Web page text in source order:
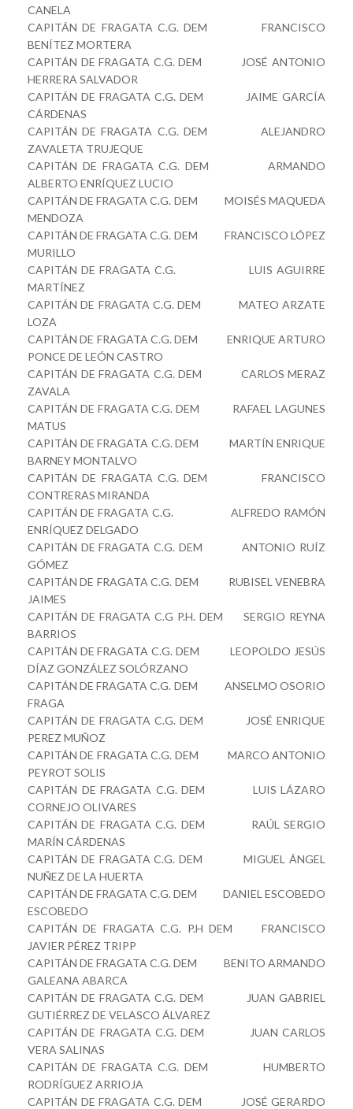
CANELA
CAPITÁN DE FRAGATA C.G. DEM FRANCISCO
BENÍTEZ MORTERA
CAPITÁN DE FRAGATA C.G. DEM JOSÉ ANTONIO
HERRERA SALVADOR
CAPITÁN DE FRAGATA C.G. DEM JAIME GARCÍA
CÁRDENAS
CAPITÁN DE FRAGATA C.G. DEM ALEJANDRO
ZAVALETA TRUJEQUE
CAPITÁN DE FRAGATA C.G. DEM ARMANDO
ALBERTO ENRÍQUEZ LUCIO
CAPITÁN DE FRAGATA C.G. DEM MOISÉS MAQUEDA
MENDOZA
CAPITÁN DE FRAGATA C.G. DEM FRANCISCO LÓPEZ
MURILLO
CAPITÁN DE FRAGATA C.G. LUIS AGUIRRE
MARTÍNEZ
CAPITÁN DE FRAGATA C.G. DEM MATEO ARZATE
LOZA
CAPITÁN DE FRAGATA C.G. DEM ENRIQUE ARTURO
PONCE DE LEÓN CASTRO
CAPITÁN DE FRAGATA C.G. DEM CARLOS MERAZ
ZAVALA
CAPITÁN DE FRAGATA C.G. DEM RAFAEL LAGUNES
MATUS
CAPITÁN DE FRAGATA C.G. DEM MARTÍN ENRIQUE
BARNEY MONTALVO
CAPITÁN DE FRAGATA C.G. DEM FRANCISCO
CONTRERAS MIRANDA
CAPITÁN DE FRAGATA C.G. ALFREDO RAMÓN
ENRÍQUEZ DELGADO
CAPITÁN DE FRAGATA C.G. DEM ANTONIO RUÍZ
GÓMEZ
CAPITÁN DE FRAGATA C.G. DEM RUBISEL VENEBRA
JAIMES
CAPITÁN DE FRAGATA C.G P.H. DEM SERGIO REYNA
BARRIOS
CAPITÁN DE FRAGATA C.G. DEM LEOPOLDO JESÚS
DÍAZ GONZÁLEZ SOLÓRZANO
CAPITÁN DE FRAGATA C.G. DEM ANSELMO OSORIO
FRAGA
CAPITÁN DE FRAGATA C.G. DEM JOSÉ ENRIQUE
PEREZ MUÑOZ
CAPITÁN DE FRAGATA C.G. DEM MARCO ANTONIO
PEYROT SOLIS
CAPITÁN DE FRAGATA C.G. DEM LUIS LÁZARO
CORNEJO OLIVARES
CAPITÁN DE FRAGATA C.G. DEM RAÚL SERGIO
MARÍN CÁRDENAS
CAPITÁN DE FRAGATA C.G. DEM MIGUEL ÁNGEL
NUÑEZ DE LA HUERTA
CAPITÁN DE FRAGATA C.G. DEM DANIEL ESCOBEDO
ESCOBEDO
CAPITÁN DE FRAGATA C.G. P.H DEM FRANCISCO
JAVIER PÉREZ TRIPP
CAPITÁN DE FRAGATA C.G. DEM BENITO ARMANDO
GALEANA ABARCA
CAPITÁN DE FRAGATA C.G. DEM JUAN GABRIEL
GUTIÉRREZ DE VELASCO ÁLVAREZ
CAPITÁN DE FRAGATA C.G. DEM JUAN CARLOS
VERA SALINAS
CAPITÁN DE FRAGATA C.G. DEM HUMBERTO
RODRÍGUEZ ARRIOJA
CAPITÁN DE FRAGATA C.G. DEM JOSÉ GERARDO